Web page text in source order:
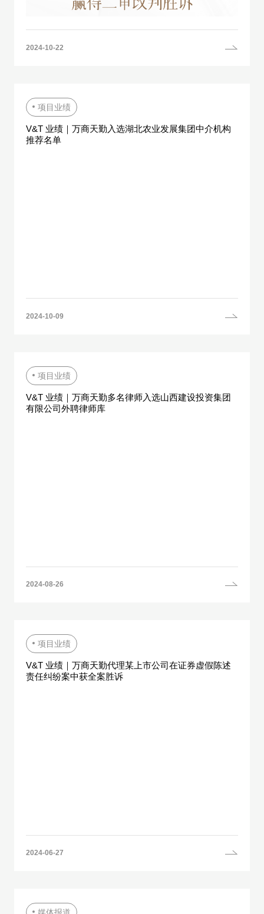
2024-10-22
项目业绩
V&T 业绩｜万商天勤入选湖北农业发展集团中介机构
推荐名单
2024-10-09
项目业绩
V&T 业绩｜万商天勤多名律师入选山西建设投资集团
有限公司外聘律师库
2024-08-26
项目业绩
V&T 业绩｜万商天勤代理某上市公司在证券虚假陈述
责任纠纷案中获全案胜诉
2024-06-27